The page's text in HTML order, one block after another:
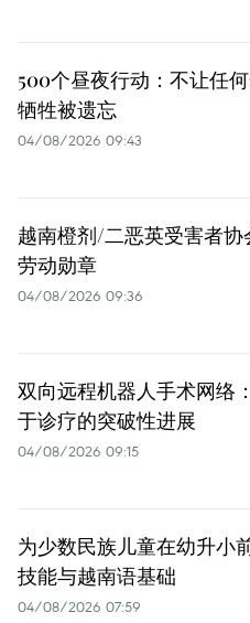
500个昼夜行动：不让任
牺牲被遗忘
04/08/2026 09:43
越南橙剂/二恶英受害者协
劳动勋章
04/08/2026 09:36
双向远程机器人手术网络
于诊疗的突破性进展
04/08/2026 09:15
为少数民族儿童在幼升小
技能与越南语基础
04/08/2026 07:59